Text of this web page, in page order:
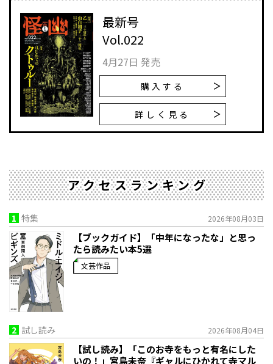
最新号
Vol.022
4月27日 発売
購入する
詳しく見る
アクセスランキング
1 特集 2026年08月03日
【ブックガイド】「中年になったな」と思っ
たら読みたい本5選
文芸作品
2 試し読み 2026年08月04日
【試し読み】「このお寺をもっと有名にした
いの！」宮島未奈『ギャルにひかれて寺マル